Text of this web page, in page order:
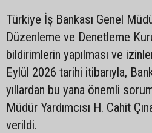
Türkiye İş Bankası Genel
Düzenleme ve Denetleme
bildirimlerin yapılması ve
Eylül 2026 tarihi itibarıyla,
yıllardan bu yana önemli
Müdür Yardımcısı H. Cahit
verildi.